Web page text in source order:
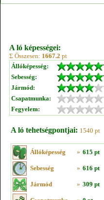
A ló képességei:
Σ Összesen: 1667.2 pt
Állóképesség:
Sebesség:
Jármód:
Csapatmunka:
Fegyelem:
A ló tehetségpontjai: 1540 pt
Állóképesség » 615 pt
Sebesség » 616 pt
Jármód » 309 pt